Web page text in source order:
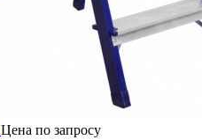
Цена по запросу